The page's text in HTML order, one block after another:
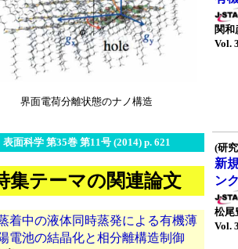
界面電荷分離状態のナノ構造
表面科学 第35巻 第11号 (2014) p. 621
集テーマの関連論文
着中の液体同時蒸発による有機薄
電池の結晶化と相分離構造制御
関和
Vol.
(研
新
ン
松尾
Vol.